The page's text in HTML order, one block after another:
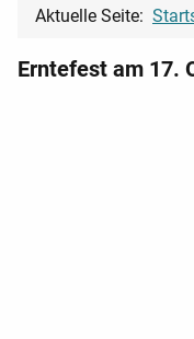
Aktuelle Seite:
Erntefest am 17.